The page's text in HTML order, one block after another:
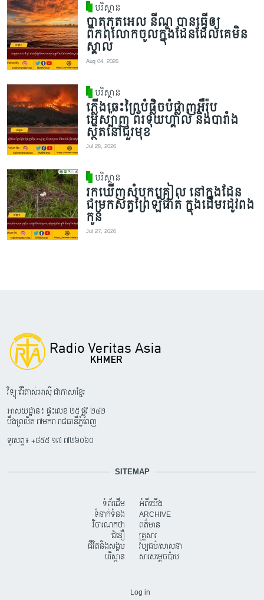
បរិស្ថាន
បាតុភូតអេល នីណូ បានធ្វើឲ្យ
ពិភពលោកចូលក្នុងដែនដែលគេមិន
ស្គាល់
Aug 04, 2026
បរិស្ថាន
ភ្លើងឆេះព្រៃបំផ្លិចបំផ្លាញអឺរ៉ុប
អេស្ប៉ាញ ព័រទុយហ្គាល់ និងបារាំង
ស្ថិតនៅជួរមុខ
Jul 28, 2026
បរិស្ថាន
រកឃើញសំបុកគ្រៀល នៅក្នុងដែន
ជម្រកសត្វព្រៃឡំផាត់ ក្នុងដើមរដូវពង
កូន
Jul 27, 2026
វិទ្យុ វើរីតាស់អាស៊ី ជាភាសាខ្មែរ
អាសយដ្ឋាន៖ ផ្ទះលេខ ២៥ ផ្លូវ ២៤២
បឹងព្រលិត ៧មករា រាជធានីភ្នំពេញ
ទូរសព្ទ៖ +៨៥៥ ១៧ ៧២៦០៦០
SITEMAP
ទំព័រដើម
ទំនាក់ទំនង
វិចារណកថា
ជំនឿ
ជីវិតនិងសង្គម
បរិស្ថាន
អំពីយើង
ARCHIVE
ពត៌មាន
គ្រួសារ
វប្បធម៌/សាសនា
សារសម្តេចប៉ាប
Log in